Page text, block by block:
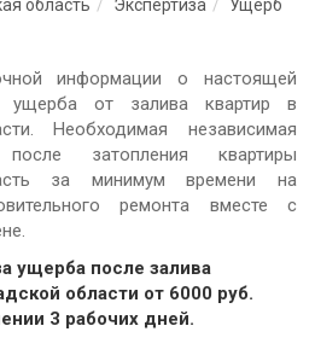
область Экспертиза
Ущерб
информации о настоящей
ущерба от залива квартир в
Необходимая независимая
затопления квартиры
за минимум времени на
ремонта вместе с
ущерба после залива
области от 6000 руб.
3 рабочих дней.